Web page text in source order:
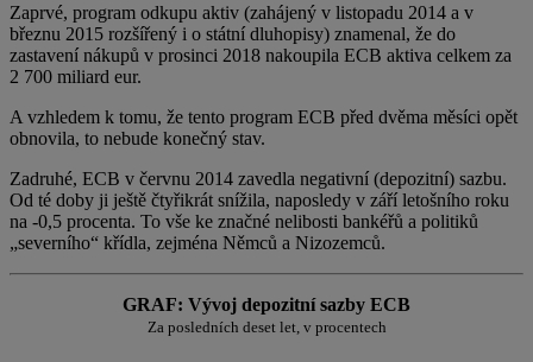
Zaprvé, program odkupu aktiv (zahájený v listopadu 2014 a v
březnu 2015 rozšířený i o státní dluhopisy) znamenal, že do
zastavení nákupů v prosinci 2018 nakoupila ECB aktiva celkem za
2 700 miliard eur.
A vzhledem k tomu, že tento program ECB před dvěma měsíci opět
obnovila, to nebude konečný stav.
Zadruhé, ECB v červnu 2014 zavedla negativní (depozitní) sazbu.
Od té doby ji ještě čtyřikrát snížila, naposledy v září letošního roku
na -0,5 procenta. To vše ke značné nelibosti bankéřů a politiků
„severního“ křídla, zejména Němců a Nizozemců.
GRAF: Vývoj depozitní sazby ECB
Za posledních deset let, v procentech